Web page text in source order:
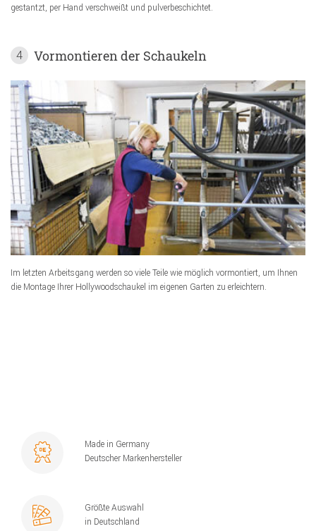
gestantzt, per Hand verschweißt und pulverbeschichtet.
4 Vormontieren der Schaukeln
Im letzten Arbeitsgang werden so viele Teile wie möglich vormontiert, um Ihnen
die Montage Ihrer Hollywoodschaukel im eigenen Garten zu erleichtern.
Made in Germany
Deutscher Markenhersteller
Größte Auswahl
in Deutschland